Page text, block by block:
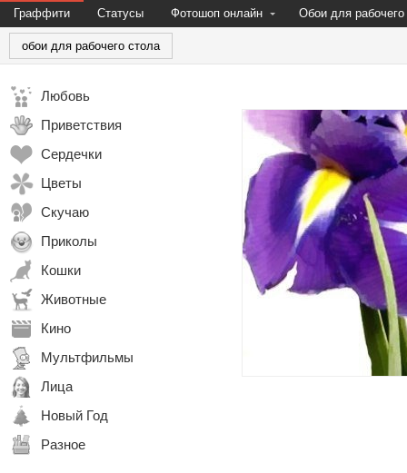
Граффити Статусы Фотошоп онлайн Обои для рабочего
обои для рабочего стола
Любовь
Приветствия
Сердечки
Цветы
Скучаю
Приколы
Кошки
Животные
Кино
Мультфильмы
Лица
Новый Год
Разное